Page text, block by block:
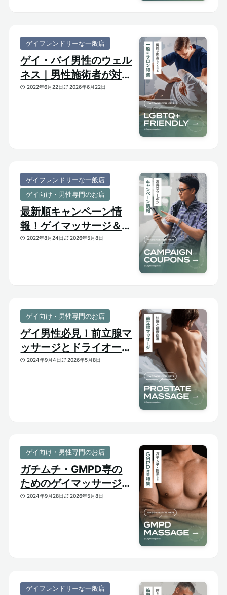
ゲイフレンドリーな一般店
ゲイ・バイ男性のウェル
ネス｜男性施術者が対応
してくれるゲイフレンド
2022年6月22日 2026年6月22日
ゲイフレンドリーな一般店
ゲイ向け・男性専門のお店
最新順キャンペーン情
報！ゲイマッサージ＆メ
ンズ向けサロンのお得割
2022年8月24日 2026年5月8日
ゲイ向け・男性専門のお店
ゲイ男性必見！前立腺マ
ッサージとドライオーガ
ズム【はじめての前立腺
2024年9月4日 2026年5月8日
ゲイ向け・男性専門のお店
ガチムチ・GMPD専の
ためのゲイマッサージ
【太め・熊系のおすすめ
2024年9月28日 2026年5月8日
ゲイフレンドリーな一般店